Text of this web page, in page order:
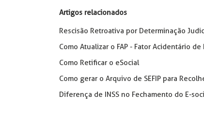
Artigos relacionados
Rescisão Retroativa por Determinação
Como Atualizar o FAP - Fator Acidentário
Como Retificar o eSocial
Como gerar o Arquivo de SEFIP para
Diferença de INSS no Fechamento do E-